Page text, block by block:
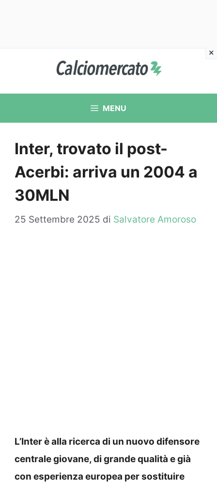
contenuto
MENU
Inter, trovato il post-
Acerbi: arriva un 2004 a
30MLN
25 Settembre 2025 di Salvatore Amoroso
L’Inter è alla ricerca di un nuovo difensore
centrale giovane, di grande qualità e già
con esperienza europea per sostituire